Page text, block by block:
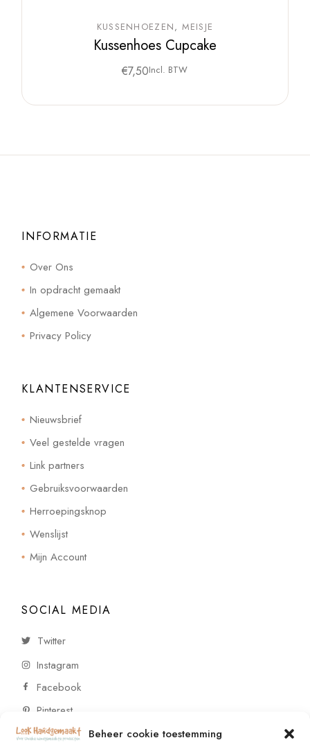
Beheer cookie toestemming
KUSSENHOEZEN MEISJE
Kussenhoes Cupcake
€7,50Incl. BTW
INFORMATIE
Over Ons
In opdracht gemaakt
Algemene Voorwaarden
Privacy Policy
KLANTENSERVICE
Nieuwsbrief
Veel gestelde vragen
Link partners
Gebruiksvoorwaarden
Herroepingsknop
Wenslijst
Mijn Account
SOCIAL MEDIA
Twitter
Instagram
Facebook
Pinterest